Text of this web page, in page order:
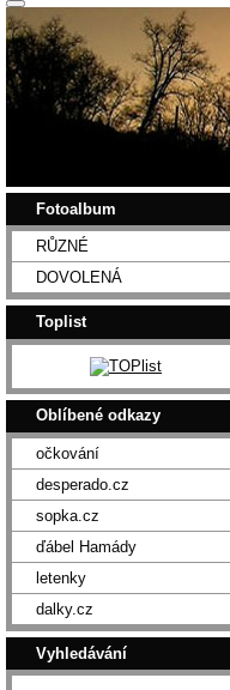
Fotoalbum
RŮZNÉ
DOVOLENÁ
Toplist
Oblíbené odkazy
očkování
desperado.cz
sopka.cz
ďábel Hamády
letenky
dalky.cz
Vyhledávání